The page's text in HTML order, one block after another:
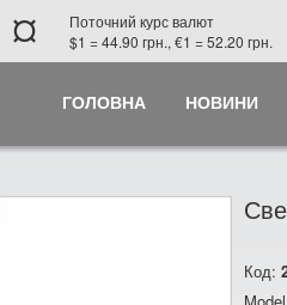
¤
Поточний курс валют
$1 = 44.90 грн., €1 = 52.20 грн.
ГОЛОВНА НОВИНИ
Код: